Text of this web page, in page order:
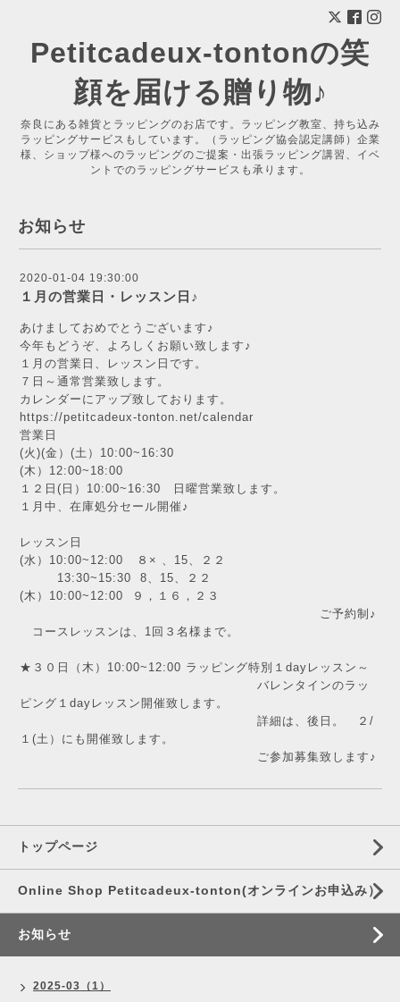
Petitcadeux-tontonの笑
顔を届ける贈り物♪
奈良にある雑貨とラッピングのお店です。ラッピング教室、持ち込み
ラッピングサービスもしています。（ラッピング協会認定講師）企業
様、ショップ様へのラッピングのご提案・出張ラッピング講習、イベ
ントでのラッピングサービスも承ります。
お知らせ
2020-01-04 19:30:00
１月の営業日・レッスン日♪
あけましておめでとうございます♪
今年もどうぞ、よろしくお願い致します♪
１月の営業日、レッスン日です。
７日～通常営業致します。
カレンダーにアップ致しております。
https://petitcadeux-tonton.net/calendar
営業日
(火)(金）(土）10:00~16:30
(木）12:00~18:00
１２日(日）10:00~16:30 日曜営業致します。
１月中、在庫処分セール開催♪
レッスン日
(水）10:00~12:00 ８× 、15、２２
13:30~15:30 8、15、２２
(木）10:00~12:00 ９，１６，２３
ご予約制♪
コースレッスンは、1回３名様まで。
★３０日（木）10:00~12:00 ラッピング特別１dayレッスン～
バレンタインのラッ
ピング１dayレッスン開催致します。
詳細は、後日。 ２/
１(土）にも開催致します。
ご参加募集致します♪
トップページ
Online Shop Petitcadeux-tonton(オンラインお申込み）
お知らせ
2025-03（1）